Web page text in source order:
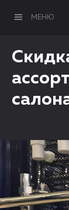
МЕНЮ